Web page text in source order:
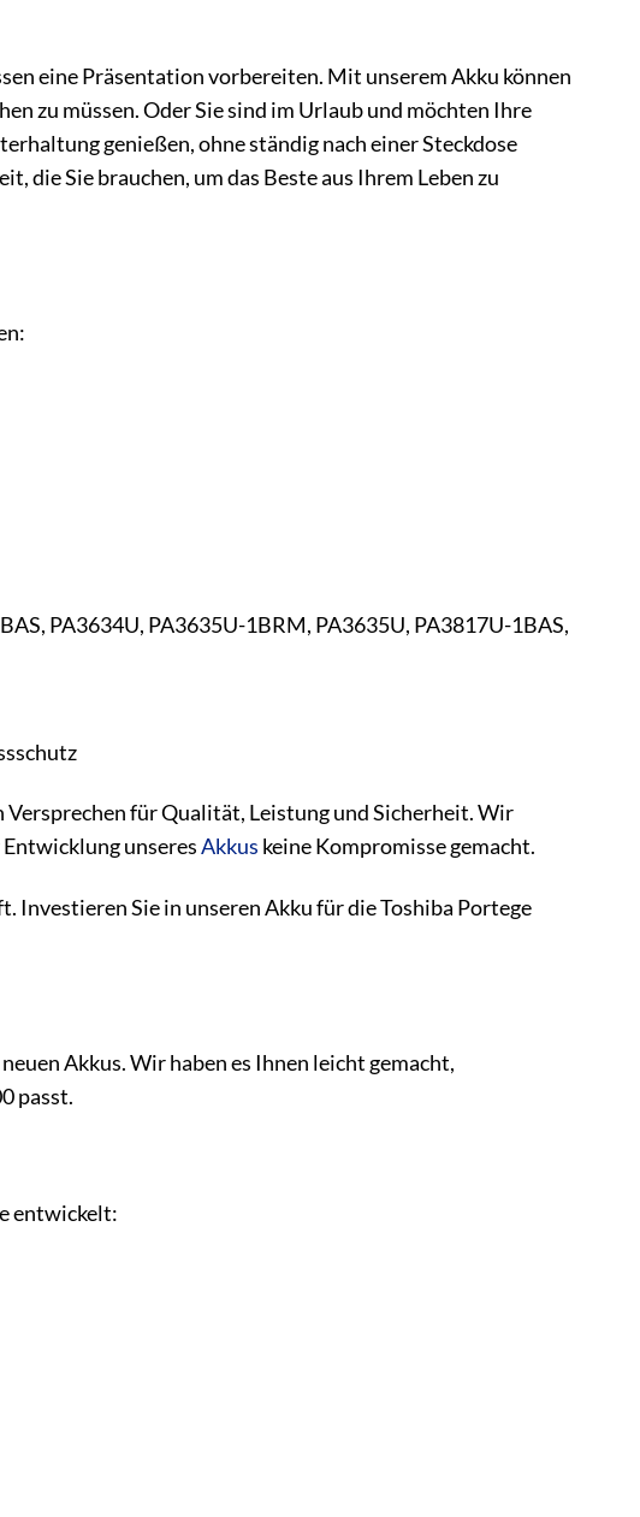
eine Präsentation vorbereiten. Mit unserem Akku können
zu müssen. Oder Sie sind im Urlaub und möchten Ihre
genießen, ohne ständig nach einer Steckdose
die Sie brauchen, um das Beste aus Ihrem Leben zu
PA3634U, PA3635U-1BRM, PA3635U, PA3817U-1BAS,
für Qualität, Leistung und Sicherheit. Wir
unseresAkkus keine Kompromisse gemacht.
Sie in unseren Akku für die Toshiba Portege
Akkus. Wir haben es Ihnen leicht gemacht,
passt.
entwickelt: